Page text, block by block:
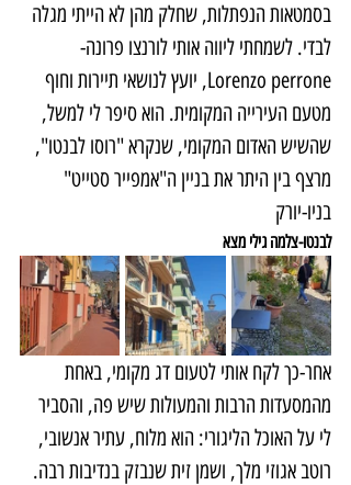
בסמטאות הנפתלות, שחלק מהן לא הייתי מגלה
לבדי. לשמחתי ליווה אותי לורנצו פרונה-
Lorenzo perrone, יועץ לנושאי תיירות וחוף
מטעם העירייה המקומית. הוא סיפר לי למשל,
שהשיש האדום המקומי, שנקרא "רוסו לבנטו",
מרצף בין היתר את בניין ה"אמפייר סטייט"
בניו-יורק
לבנטו-צלמה גילי מצא
אחר-כך לקח אותי לטעום דג מקומי, באחת
מהמסעדות הרבות והמעולות שיש פה, והסביר
לי על האוכל הליגורי: הוא מלוח, עתיר אנשובי,
רוטב אגוזי מלך, ושמן זית שנבזק בנדיבות רבה.